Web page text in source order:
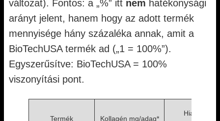
változat). Fontos: a „%” itt nem hatékonysági
arányt jelent, hanem hogy az adott termék
mennyisége hány százaléka annak, amit a
BioTechUSA termék ad („1 = 100%”).
Egyszerűsítve: BioTechUSA = 100%
viszonyítási pont.
Termék Kollagén mg/adag*
Hialuronsav